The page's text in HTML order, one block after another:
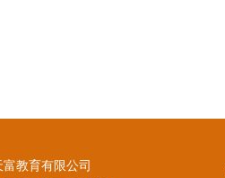
教育有限公司